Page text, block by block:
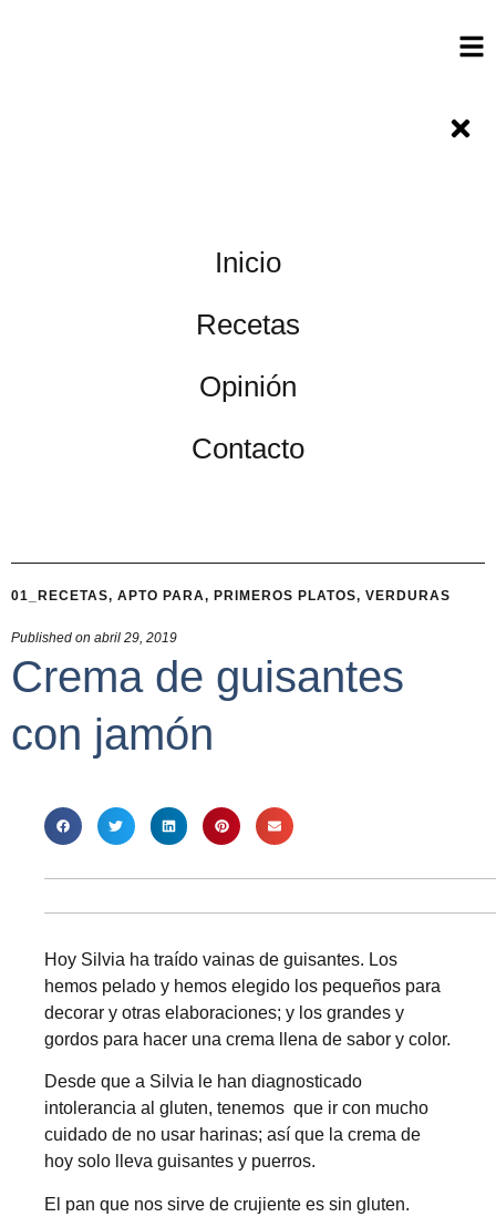
Inicio
Recetas
Opinión
Contacto
01_RECETAS, APTO PARA, PRIMEROS PLATOS, VERDURAS
Published on abril 29, 2019
Crema de guisantes
con jamón
Hoy Silvia ha traído vainas de guisantes. Los
hemos pelado y hemos elegido los pequeños para
decorar y otras elaboraciones; y los grandes y
gordos para hacer una crema llena de sabor y color.
Desde que a Silvia le han diagnosticado
intolerancia al gluten, tenemos que ir con mucho
cuidado de no usar harinas; así que la crema de
hoy solo lleva guisantes y puerros.
El pan que nos sirve de crujiente es sin gluten.